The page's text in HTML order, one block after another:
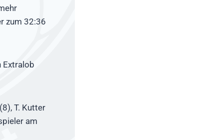
zum 32:36
Extralob
T. Kutter
am